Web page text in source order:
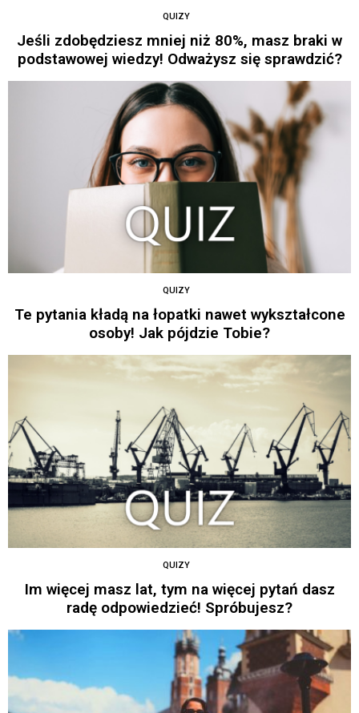
QUIZY
Jeśli zdobędziesz mniej niż 80%, masz braki w
podstawowej wiedzy! Odważysz się sprawdzić?
QUIZY
Te pytania kładą na łopatki nawet wykształcone
osoby! Jak pójdzie Tobie?
QUIZY
Im więcej masz lat, tym na więcej pytań dasz
radę odpowiedzieć! Spróbujesz?